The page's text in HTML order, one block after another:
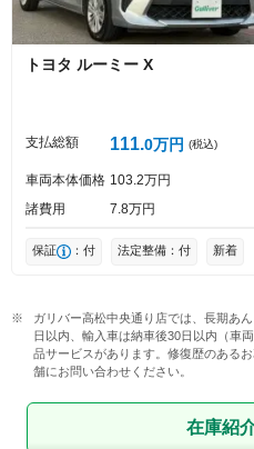
トヨタ ルーミー X
支払総額 111 0万円 (税込)
車両本体価格 103 2万円
諸費用
7 8万円
保証 ：付 法定整備：付 新着
ガリバー高松中央通り店では、長期あ
日以内、輸入車は納車後30日以内（車
品サービスがあります。修復歴のある
舗にお問い合わせください。
在庫紹